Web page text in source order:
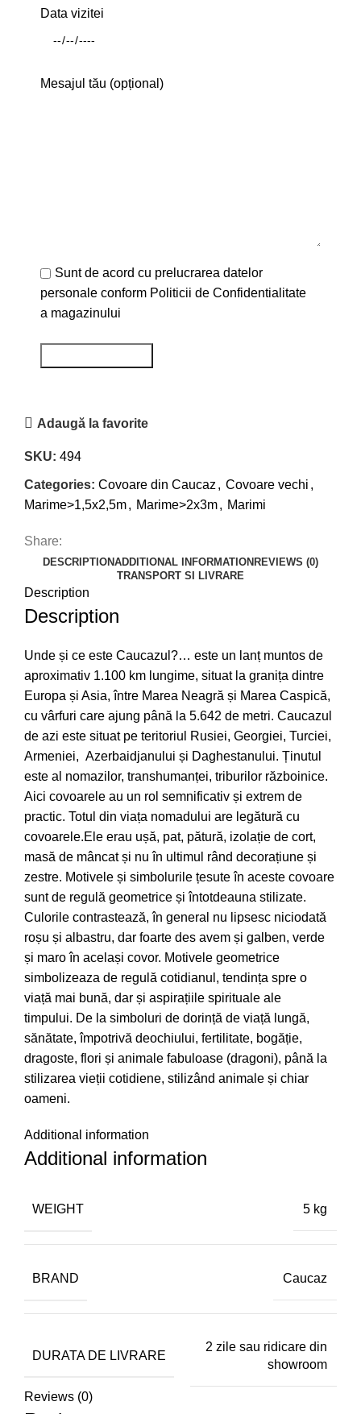
Data vizitei
Mesajul tău (opțional)
Sunt de acord cu prelucrarea datelor
personale conform Politicii de Confidentialitate
a magazinului
Adaugă la favorite
SKU: 494
Categories: Covoare din Caucaz , Covoare vechi ,
Marime>1,5x2,5m, Marime>2x3m, Marimi
Share:
DESCRIPTIONADDITIONAL INFORMATION REVIEWS (0)
TRANSPORT SI LIVRARE
Description
Description
Unde și ce este Caucazul?… este un lanț muntos de
aproximativ 1.100 km lungime, situat la granița dintre
Europa și Asia, între Marea Neagră și Marea Caspică,
cu vârfuri care ajung până la 5.642 de metri. Caucazul
de azi este situat pe teritoriul Rusiei, Georgiei, Turciei,
Armeniei, Azerbaidjanului și Daghestanului. Ținutul
este al nomazilor, transhumanței, triburilor războinice.
Aici covoarele au un rol semnificativ și extrem de
practic. Totul din viața nomadului are legătură cu
covoarele.Ele erau ușă, pat, pătură, izolație de cort,
masă de mâncat și nu în ultimul rând decorațiune și
zestre. Motivele și simbolurile țesute în aceste covoare
sunt de regulă geometrice și întotdeauna stilizate.
Culorile contrastează, în general nu lipsesc niciodată
roșu și albastru, dar foarte des avem și galben, verde
și maro în același covor. Motivele geometrice
simbolizeaza de regulă cotidianul, tendința spre o
viață mai bună, dar și aspirațiile spirituale ale
timpului. De la simboluri de dorință de viață lungă,
sănătate, împotrivă deochiului, fertilitate, bogăție,
dragoste, flori și animale fabuloase (dragoni), până la
stilizarea vieții cotidiene, stilizând animale și chiar
oameni.
Additional information
Additional information
WEIGHT 5 kg
BRAND Caucaz
DURATA DE LIVRARE
2 zile sau ridicare din
showroom
Reviews (0)